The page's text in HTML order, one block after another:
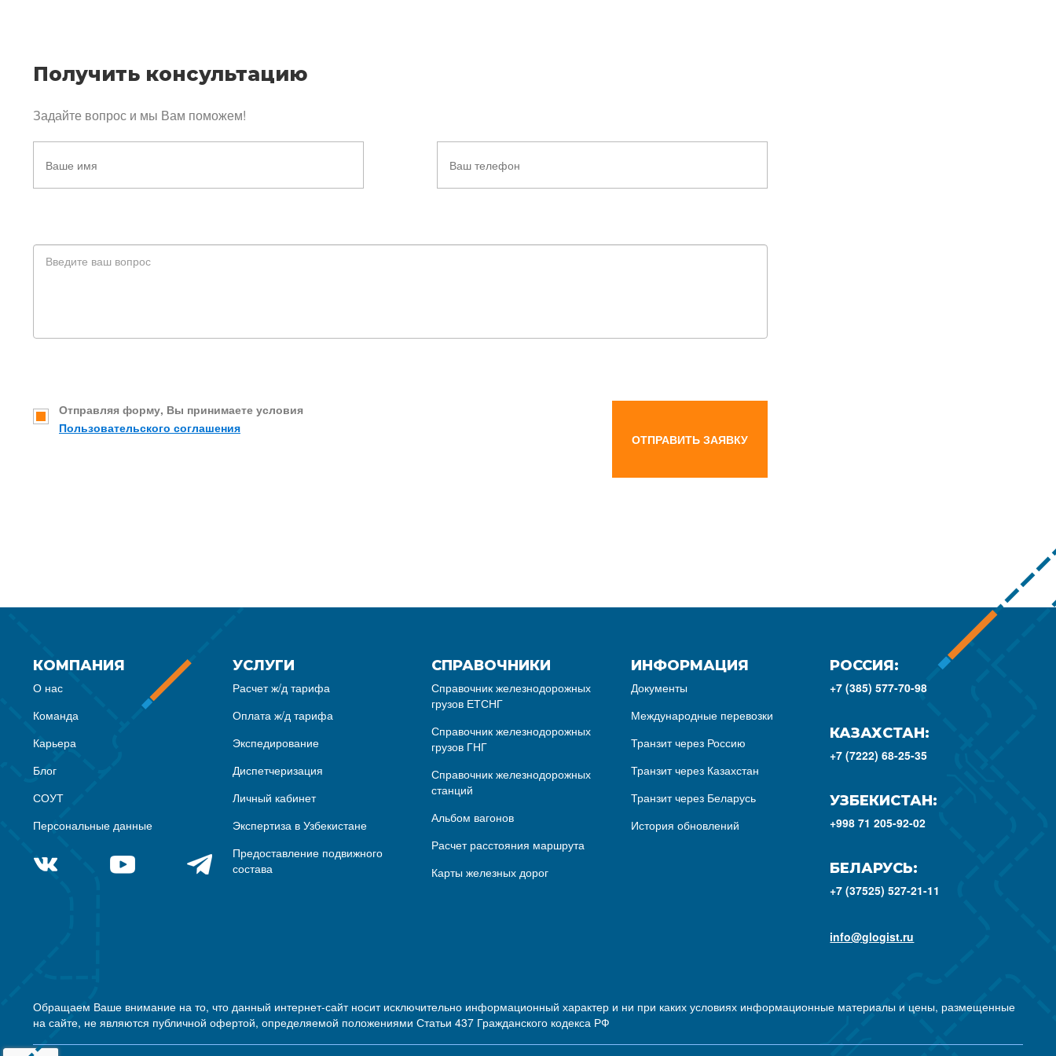
Получить консультацию
Задайте вопрос и мы Вам поможем!
Отправляя форму, Вы принимаете условия
Пользовательского соглашения
ОТПРАВИТЬ ЗАЯВКУ
КОМПАНИЯ
О нас
Команда
Карьера
Блог
СОУТ
Персональные данные
УСЛУГИ
Расчет ж/д тарифа
Оплата ж/д тарифа
Экспедирование
Диспетчеризация
Личный кабинет
Экспертиза в Узбекистане
Предоставление подвижного
состава
СПРАВОЧНИКИ
Справочник железнодорожных
грузов ЕТСНГ
Справочник железнодорожных
грузов ГНГ
Справочник железнодорожных
станций
Альбом вагонов
Расчет расстояния маршрута
Карты железных дорог
ИНФОРМАЦИЯ
Документы
Международные перевозки
Транзит через Россию
Транзит через Казахстан
Транзит через Беларусь
История обновлений
РОССИЯ:
+7 (385) 577-70-98
КАЗАХСТАН:
+7 (7222) 68-25-35
УЗБЕКИСТАН:
+998 71 205-92-02
БЕЛАРУСЬ:
+7 (37525) 527-21-11
info@glogist.ru
Обращаем Ваше внимание на то, что данный интернет-сайт носит исключительно информационный характер и ни при каких условиях информационные материалы и цены, размещенные
на сайте, не являются публичной офертой, определяемой положениями Статьи 437 Гражданского кодекса РФ